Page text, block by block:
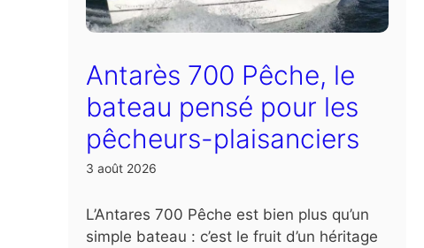
Antarès 700 Pêche, le
bateau pensé pour les
pêcheurs-plaisanciers
3 août 2026
L’Antares 700 Pêche est bien plus qu’un
simple bateau : c’est le fruit d’un héritage